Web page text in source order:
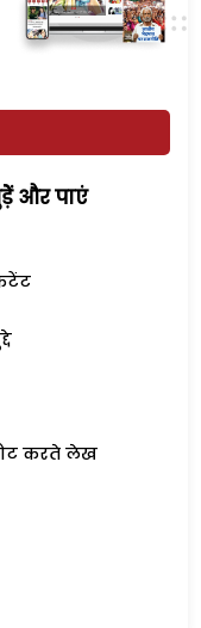
और पाएं
करते लेख